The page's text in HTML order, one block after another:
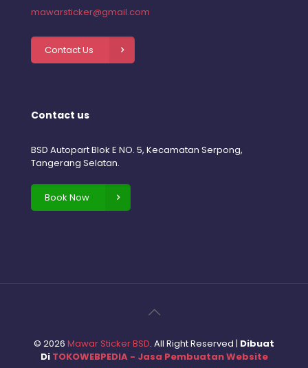
mawarsticker@gmail.com
Contact Us
Contact us
BSD Autopart Blok E NO. 5, Kecamatan Serpong,
Tangerang Selatan.
Book Now
© 2026 Mawar Sticker BSD. All Right Reserved | Dibuat
Di TOKOWEBPEDIA - Jasa Pembuatan Website